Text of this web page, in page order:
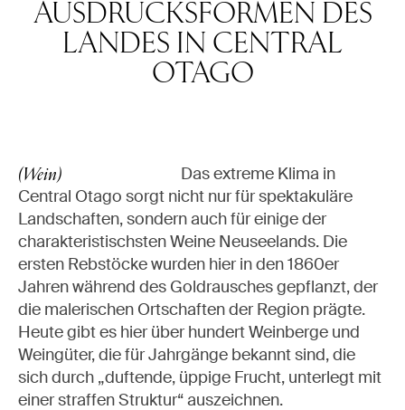
AUSDRUCKSFORMEN DES
LANDES IN CENTRAL
OTAGO
(Wein)
Das extreme Klima in
Central Otago sorgt nicht nur für spektakuläre
Landschaften, sondern auch für einige der
charakteristischsten Weine Neuseelands. Die
ersten Rebstöcke wurden hier in den 1860er
Jahren während des Goldrausches gepflanzt, der
die malerischen Ortschaften der Region prägte.
Heute gibt es hier über hundert Weinberge und
Weingüter, die für Jahrgänge bekannt sind, die
sich durch „duftende, üppige Frucht, unterlegt mit
einer straffen Struktur“ auszeichnen.